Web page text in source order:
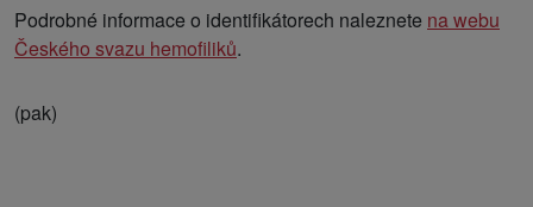
Podrobné informace o identifikátorech naleznete na webu
Českého svazu hemofiliků.
(pak)